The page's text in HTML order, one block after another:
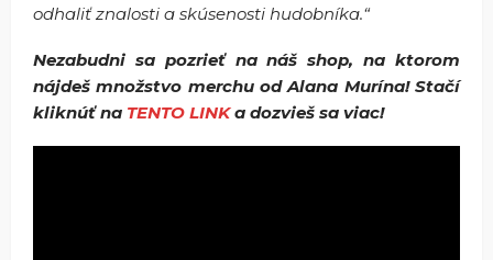
odhaliť znalosti a skúsenosti hudobníka.“
Nezabudni sa pozrieť na náš shop, na ktorom
nájdeš množstvo merchu od Alana Murína! Stačí
kliknúť na TENTO LINKa dozvieš sa viac!